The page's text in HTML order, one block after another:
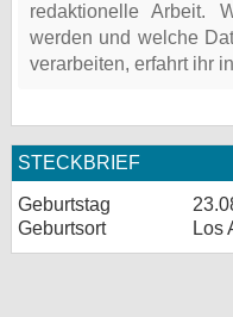
redaktionelle Arbeit.
werden und welche
verarbeiten, erfahrt ihr
STECKBRIEF
Geburtstag
Geburtsort
Los